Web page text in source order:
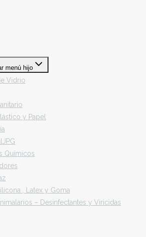
menú hijo
Vidrio
y Papel
Químicos
, Latex y Goma
– Desinfectantes y Viricidas